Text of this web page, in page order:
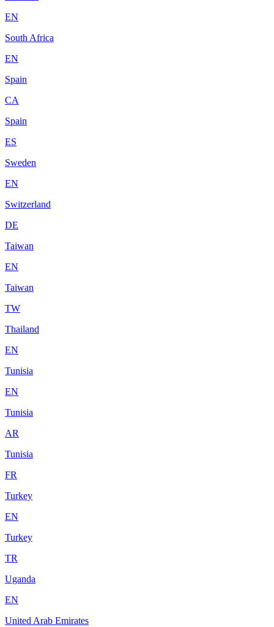
EN
South Africa
EN
Spain
CA
Spain
ES
Sweden
EN
Switzerland
DE
Taiwan
EN
Taiwan
TW
Thailand
EN
Tunisia
EN
Tunisia
AR
Tunisia
FR
Turkey
EN
Turkey
TR
Uganda
EN
United Arab Emirates